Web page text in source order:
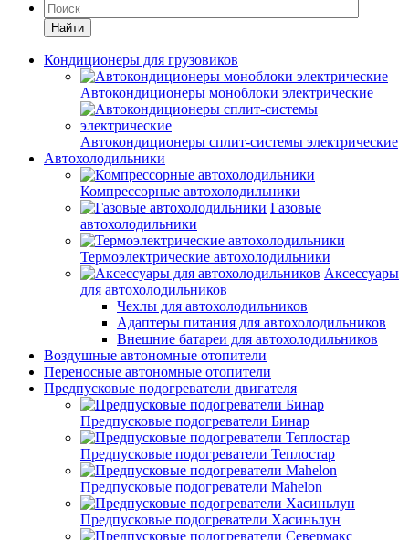
Найти
Кондиционеры для грузовиков
Автокондиционеры моноблоки электрические
Автокондиционеры сплит-системы электрические
Автохолодильники
Компрессорные автохолодильники
Газовые
автохолодильники
Термоэлектрические автохолодильники
Аксессуары
для автохолодильников
Чехлы для автохолодильников
Адаптеры питания для автохолодильников
Внешние батареи для автохолодильников
Воздушные автономные отопители
Переносные автономные отопители
Предпусковые подогреватели двигателя
Предпусковые подогреватели Бинар
Предпусковые подогреватели Теплостар
Предпусковые подогреватели Mahelon
Предпусковые подогреватели Хасиньлун